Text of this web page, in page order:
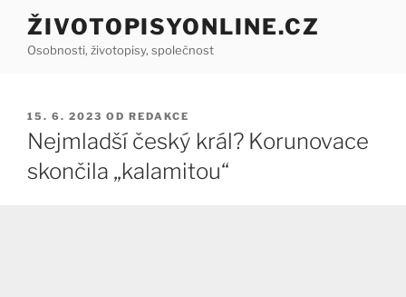
Přejít
obsahu
ŽIVOTOPISYONLINE.CZ
Osobnosti, životopisy, společnost
PUBLIKOVÁNO
15. 6. 2023 OD REDAKCE
Nejmladší český král? Korunovace
skončila „kalamitou“